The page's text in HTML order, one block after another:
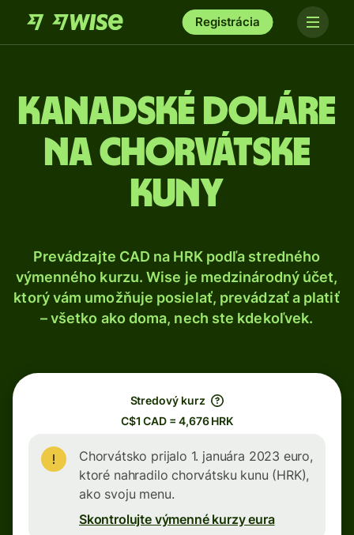
Registrácia
Kanadské doláre
na chorvátske
kuny
Prevádzajte CAD na HRK podľa stredného
výmenného kurzu. Wise je medzinárodný účet,
ktorý vám umožňuje posielať, prevádzať a platiť
– všetko ako doma, nech ste kdekoľvek.
Stredový kurz
C$1 CAD = 4,676 HRK
Chorvátsko prijalo 1. januára 2023 euro,
ktoré nahradilo chorvátsku kunu (HRK),
ako svoju menu.
Skontrolujte výmenné kurzy eura